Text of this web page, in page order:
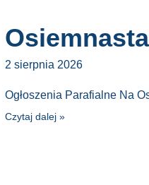
2 sierpnia 2026
Ogłoszenia Parafialne Na
Czytaj dalej »